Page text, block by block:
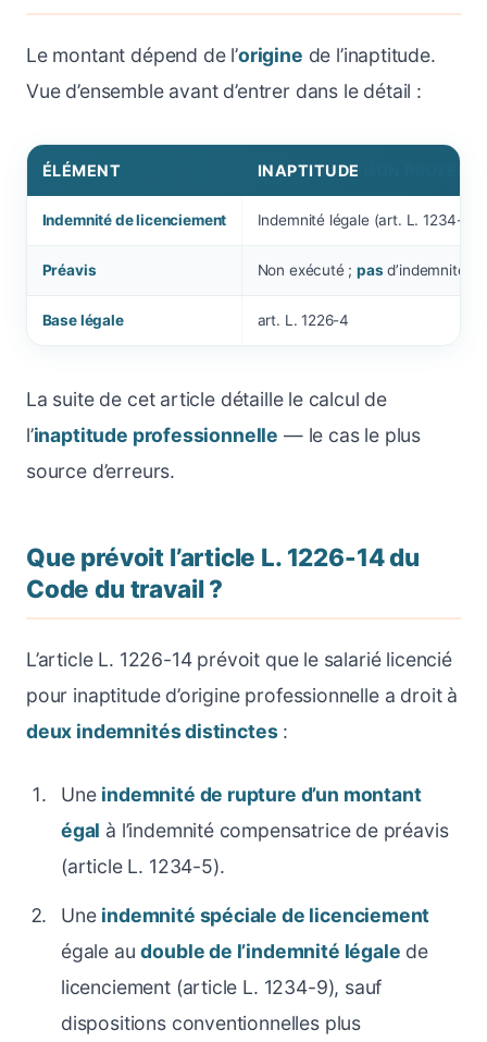
Le montant dépend de l’origine de l’inaptitude.
Vue d’ensemble avant d’entrer dans le détail :
ÉLÉMENT INAPTITUDE
Indemnité de licenciement Indemnité légale (art. L. 1234-
Préavis Non exécuté ;pas d’indemnité
Base légale art. L. 1226-4
La suite de cet article détaille le calcul de
l’inaptitude professionnelle — le cas le plus
source d’erreurs.
Que prévoit l’article L. 1226-14 du
Code du travail ?
L’article L. 1226-14 prévoit que le salarié licencié
pour inaptitude d’origine professionnelle a droit à
deux indemnités distinctes:
Une indemnité de rupture d’un montant
égal à l’indemnité compensatrice de préavis
(article L. 1234-5).
Une indemnité spéciale de licenciement
égale audouble de l’indemnité légale de
licenciement (article L. 1234-9), sauf
dispositions conventionnelles plus